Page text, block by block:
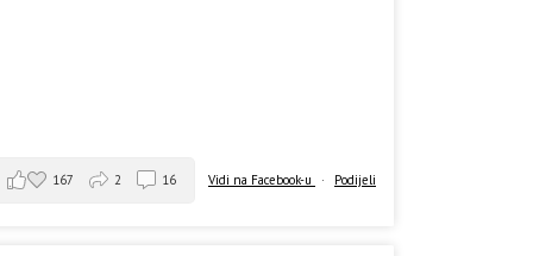
Vidi na Facebook-u · Podijeli
167 2 16